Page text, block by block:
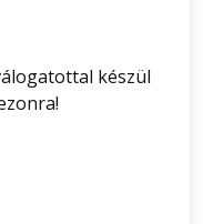
készül